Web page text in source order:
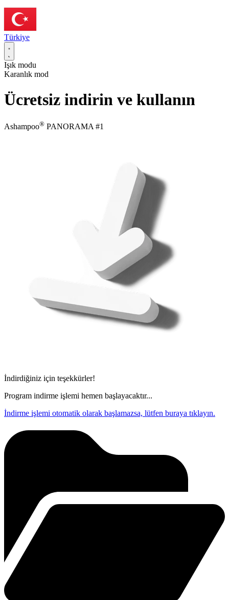
Türkiye
Işık modu
Karanlık mod
Ücretsiz indirin ve kullanın
Ashampoo® PANORAMA #1
İndirdiğiniz için teşekkürler!
Program indirme işlemi hemen başlayacaktır...
İndirme işlemi otomatik olarak başlamazsa, lütfen buraya tıklayın.